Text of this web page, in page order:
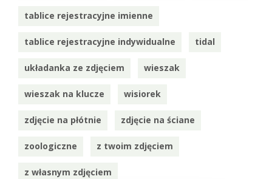
tablice rejestracyjne imienne
tablice rejestracyjne indywidualne tidal
układanka ze zdjęciem wieszak
wieszak na klucze wisiorek
zdjęcie na płótnie zdjęcie na ściane
zoologiczne z twoim zdjęciem
z własnym zdjęciem